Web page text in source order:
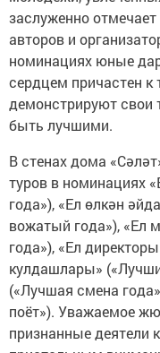
заслуженно
авторов и
номинациях юные
сердцем причастен к
демонстрируют свои
быть лучшими.
В стенах дома
туров в номинациях
года»), «Ел өлкән
вожатый года»), «Ел
года»), «Ел
кулдашлары»
(«Лучшая смена
поёт»). Уважаемое
признанные деятели